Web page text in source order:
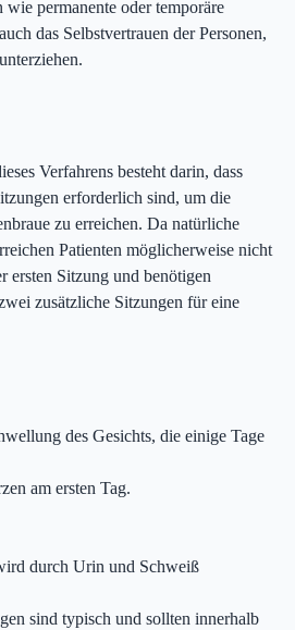
permanente oder temporäre
das Selbstvertrauen der Personen,
Verfahrens besteht darin, dass
erforderlich sind, um die
zu erreichen. Da natürliche
Patienten möglicherweise nicht
ersten Sitzung und benötigen
zusätzliche Sitzungen für eine
des Gesichts, die einige Tage
am ersten Tag.
durch Urin und Schweiß
sind typisch und sollten innerhalb